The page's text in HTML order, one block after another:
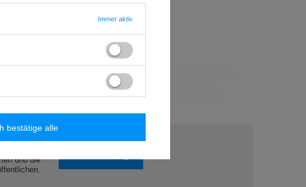
und die
Immer aktiv
bestätige alle